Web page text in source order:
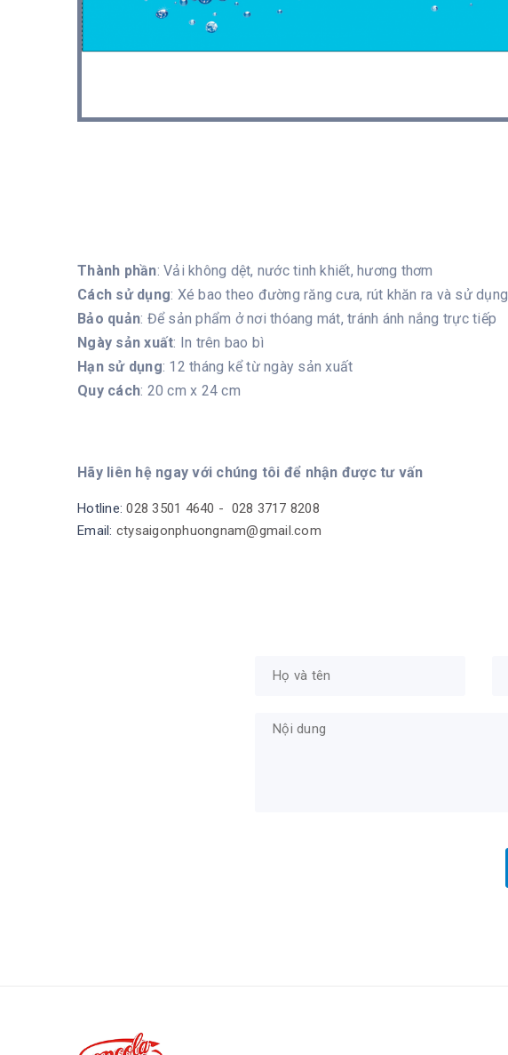
Thành phần: Vải không dệt, nước tinh khiết, hương thơm
Cách sử dụng: Xé bao theo đường răng cưa, rút khăn ra và sử dụng
Bảo quản: Để sản phẩm ở nơi thóang mát, tránh ánh nắng trực tiếp
Ngày sản xuất: In trên bao bì
Hạn sử dụng: 12 tháng kể từ ngày sản xuất
Quy cách: 20 cm x 24 cm
Hãy liên hệ ngay với chúng tôi để nhận được tư vấn
Hotline:028 3501 4640 - 028 3717 8208
Email: ctysaigonphuongnam@gmail.com